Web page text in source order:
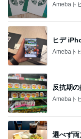
Amebaト
ヒデ
Amebaト
反抗期
Amebaト
選べず